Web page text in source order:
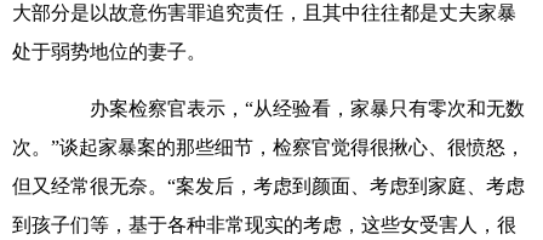
大部分是以故意伤害罪追究责任，且其中往往都是丈夫家暴
处于弱势地位的妻子。
办案检察官表示，“从经验看，家暴只有零次和无数
次。”谈起家暴案的那些细节，检察官觉得很揪心、很愤怒，
但又经常很无奈。“案发后，考虑到颜面、考虑到家庭、考虑
到孩子们等，基于各种非常现实的考虑，这些女受害人，很